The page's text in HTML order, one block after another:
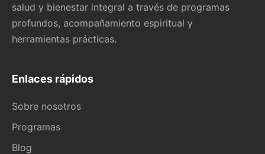
salud y bienestar integral a través de programas
profundos, acompañamiento espiritual y
herramientas prácticas.
Enlaces rápidos
Sobre nosotros
Programas
Blog